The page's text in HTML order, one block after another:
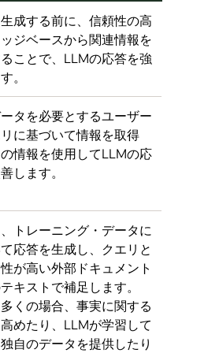
成する前に、信頼性の高
ジベースから関連情報を
ことで、LLMの応答を強
。
タを必要とするユーザー
に基づいて情報を取得
情報を使用してLLMの応
します。
トレーニング・データに
応答を生成し、クエリと
が高い外部ドキュメント
キストで補足します。
くの場合、事実に関する
めたり、LLMが学習して
自のデータを提供したり